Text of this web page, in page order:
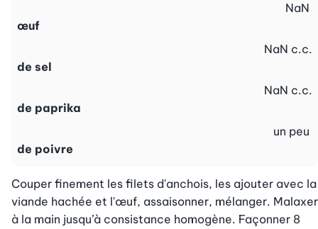
œuf
NaN
de sel
NaN c.c.
de paprika
NaN c.c.
de poivre
un peu
Couper finement les filets d'anchois, les ajouter avec la
viande hachée et l'œuf, assaisonner, mélanger. Malaxer
à la main jusqu’à consistance homogène. Façonner 8